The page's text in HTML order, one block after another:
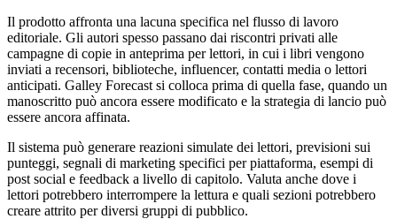
Il prodotto affronta una lacuna specifica nel flusso di lavoro
editoriale. Gli autori spesso passano dai riscontri privati alle
campagne di copie in anteprima per lettori, in cui i libri vengono
inviati a recensori, biblioteche, influencer, contatti media o lettori
anticipati. Galley Forecast si colloca prima di quella fase, quando un
manoscritto può ancora essere modificato e la strategia di lancio può
essere ancora affinata.
Il sistema può generare reazioni simulate dei lettori, previsioni sui
punteggi, segnali di marketing specifici per piattaforma, esempi di
post social e feedback a livello di capitolo. Valuta anche dove i
lettori potrebbero interrompere la lettura e quali sezioni potrebbero
creare attrito per diversi gruppi di pubblico.